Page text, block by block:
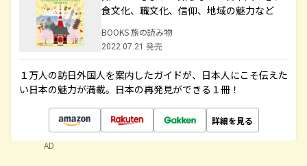
食文化、職文化、信仰、地域の魅力など
BOOKS 旅の読み物
2022.07.21 発売
１万人の訪日外国人を案内したガイドが、日本人にこそ伝えた
い日本の魅力が満載。日本の再発見ができる１冊！
詳細を見る
AD